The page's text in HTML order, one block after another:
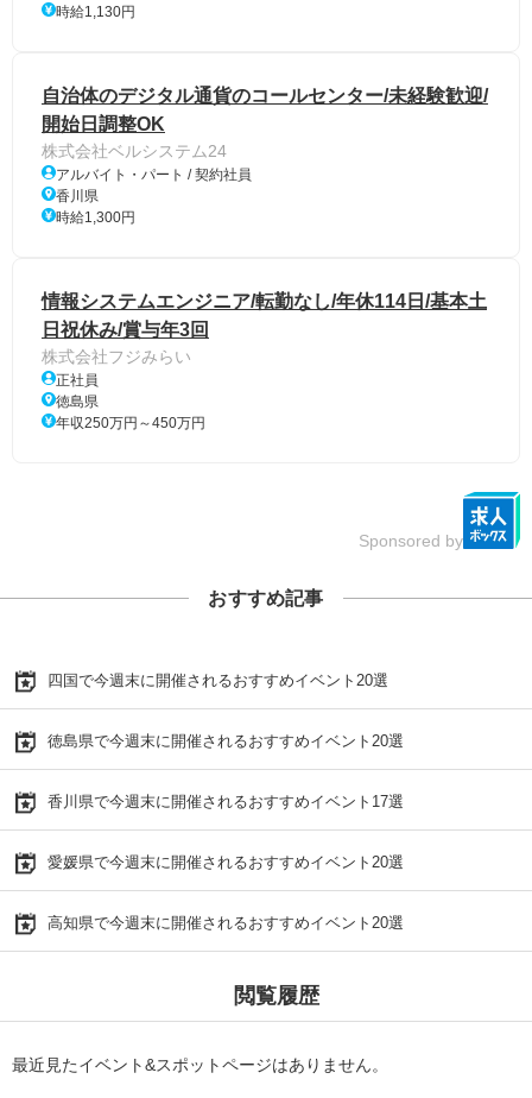
時給1,130円
自治体のデジタル通貨のコールセンター/未経験歓迎/
開始日調整OK
株式会社ベルシステム24
アルバイト・パート / 契約社員
香川県
時給1,300円
情報システムエンジニア/転勤なし/年休114日/基本土
日祝休み/賞与年3回
株式会社フジみらい
正社員
徳島県
年収250万円～450万円
Sponsored by
おすすめ記事
四国で今週末に開催されるおすすめイベント20選
徳島県で今週末に開催されるおすすめイベント20選
香川県で今週末に開催されるおすすめイベント17選
愛媛県で今週末に開催されるおすすめイベント20選
高知県で今週末に開催されるおすすめイベント20選
閲覧履歴
最近見たイベント&スポットページはありません。